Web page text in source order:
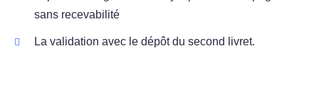
sans recevabilité
La validation avec le dépôt du second livret.